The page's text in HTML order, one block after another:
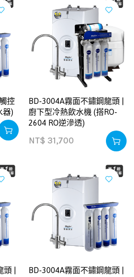
控
器)
BD-3004A霧面不鏽鋼龍頭 |
廚下型冷熱飲水機 (搭RO-
2604 RO逆滲透)
NT$ 31,700
|
BD-3004A霧面不鏽鋼龍頭 |